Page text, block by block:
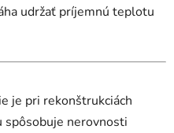
udržať príjemnú teplotu
je pri rekonštrukciách
spôsobuje nerovnosti